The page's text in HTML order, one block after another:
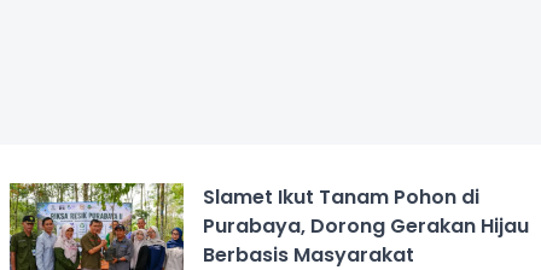
Slamet Ikut Tanam Pohon di
Purabaya, Dorong Gerakan Hijau
Berbasis Masyarakat